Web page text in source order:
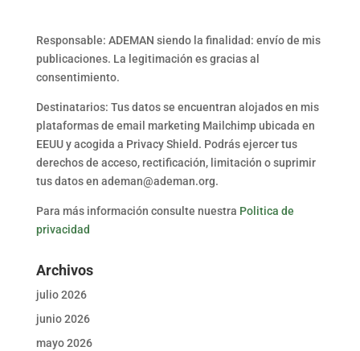
Responsable: ADEMAN siendo la finalidad: envío de mis
publicaciones. La legitimación es gracias al
consentimiento.
Destinatarios: Tus datos se encuentran alojados en mis
plataformas de email marketing Mailchimp ubicada en
EEUU y acogida a Privacy Shield. Podrás ejercer tus
derechos de acceso, rectificación, limitación o suprimir
tus datos en ademan@ademan.org.
Para más información consulte nuestra Politica de
privacidad
Archivos
julio 2026
junio 2026
mayo 2026